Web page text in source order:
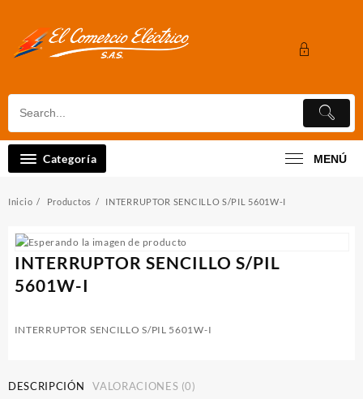
contenido
Categoría MENÚ
Inicio Productos INTERRUPTOR SENCILLO S/PIL 5601W-I
INTERRUPTOR SENCILLO S/PIL
5601W-I
INTERRUPTOR SENCILLO S/PIL 5601W-I
DESCRIPCIÓN VALORACIONES (0)